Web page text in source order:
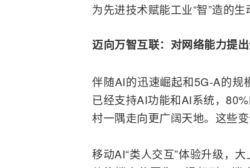
为先进技术赋能工业“智”造的生
迈向万智互联：对网络能力提
伴随AI的迅速崛起和5G-A的规
已经支持AI功能和AI系统，
村一隅走向更广阔天地。这些
移动AI“类人交互”体验升级，